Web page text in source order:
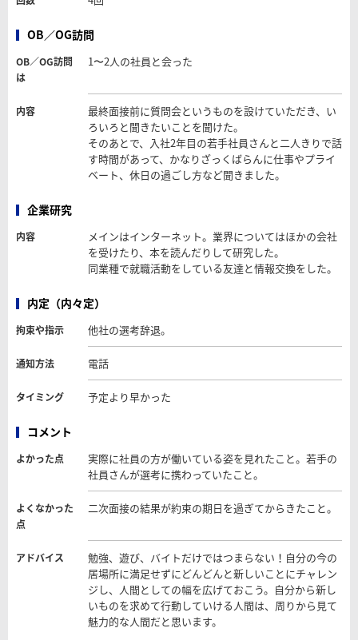
OB／OG訪問
OB／OG訪問
は
1〜2人の社員と会った
内容
最終面接前に質問会というものを設けていただき、い
ろいろと聞きたいことを聞けた。
そのあとで、入社2年目の若手社員さんと二人きりで話
す時間があって、かなりざっくばらんに仕事やプライ
ベート、休日の過ごし方など聞きました。
企業研究
内容
メインはインターネット。業界についてはほかの会社
を受けたり、本を読んだりして研究した。
同業種で就職活動をしている友達と情報交換をした。
内定（内々定）
拘束や指示 他社の選考辞退。
通知方法 電話
タイミング 予定より早かった
コメント
よかった点
実際に社員の方が働いている姿を見れたこと。若手の
社員さんが選考に携わっていたこと。
よくなかった
点
二次面接の結果が約束の期日を過ぎてからきたこと。
アドバイス
勉強、遊び、バイトだけではつまらない！自分の今の
居場所に満足せずにどんどんと新しいことにチャレン
ジし、人間としての幅を広げておこう。自分から新し
いものを求めて行動していける人間は、周りから見て
魅力的な人間だと思います。